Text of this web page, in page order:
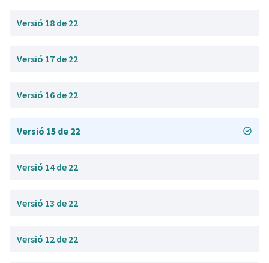
Versió 18 de 22
Versió 17 de 22
Versió 16 de 22
Versió 15 de 22
Versió 14 de 22
Versió 13 de 22
Versió 12 de 22